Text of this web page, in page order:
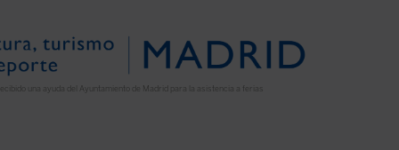
una ayuda del Ayuntamiento de Madrid para la asistencia a ferias